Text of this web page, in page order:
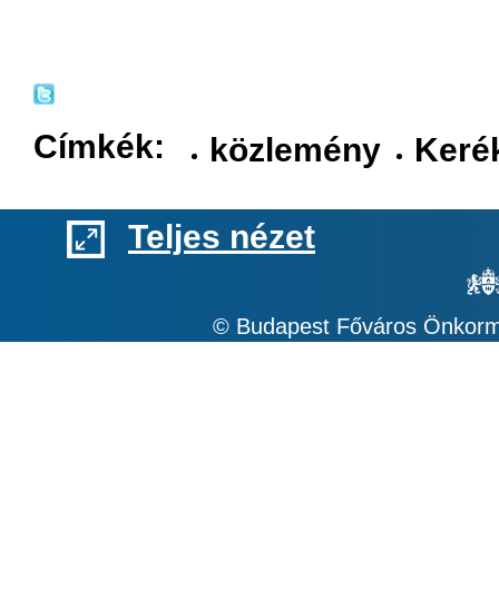
Címkék: közlemény
Teljes nézet
© Budapest Főváros